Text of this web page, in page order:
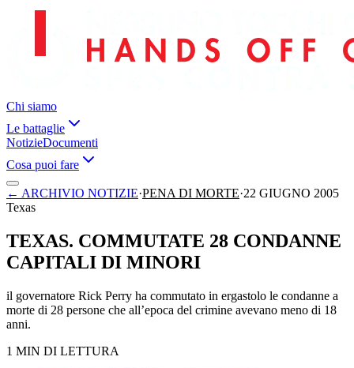
Chi siamo
Le battaglie
NotizieDocumenti
Cosa puoi fare
← ARCHIVIO NOTIZIE·PENA DI MORTE·22 GIUGNO 2005
Texas
TEXAS. COMMUTATE 28 CONDANNE
CAPITALI DI MINORI
il governatore Rick Perry ha commutato in ergastolo le condanne a
morte di 28 persone che all’epoca del crimine avevano meno di 18
anni.
1 MIN DI LETTURA